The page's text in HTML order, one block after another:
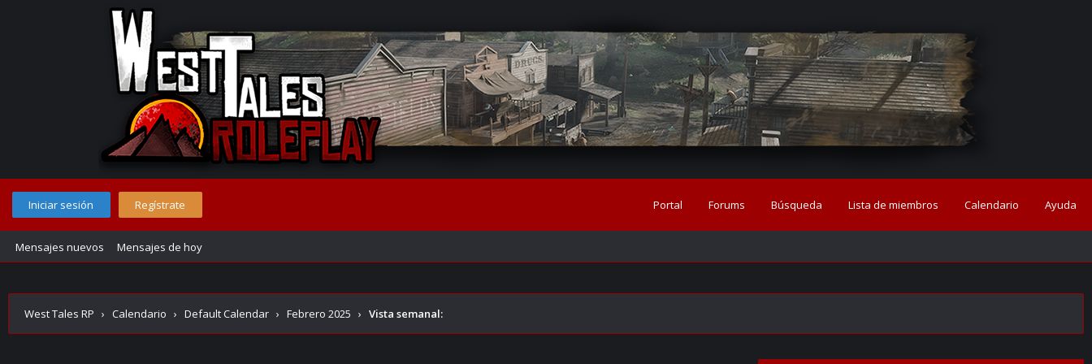
Iniciar sesión Regístrate Portal Forums Búsqueda Lista de miembros Calendario Ayuda
Mensajes nuevos Mensajes de hoy
West Tales RP › Calendario › Default Calendar › Febrero 2025 › Vista semanal: